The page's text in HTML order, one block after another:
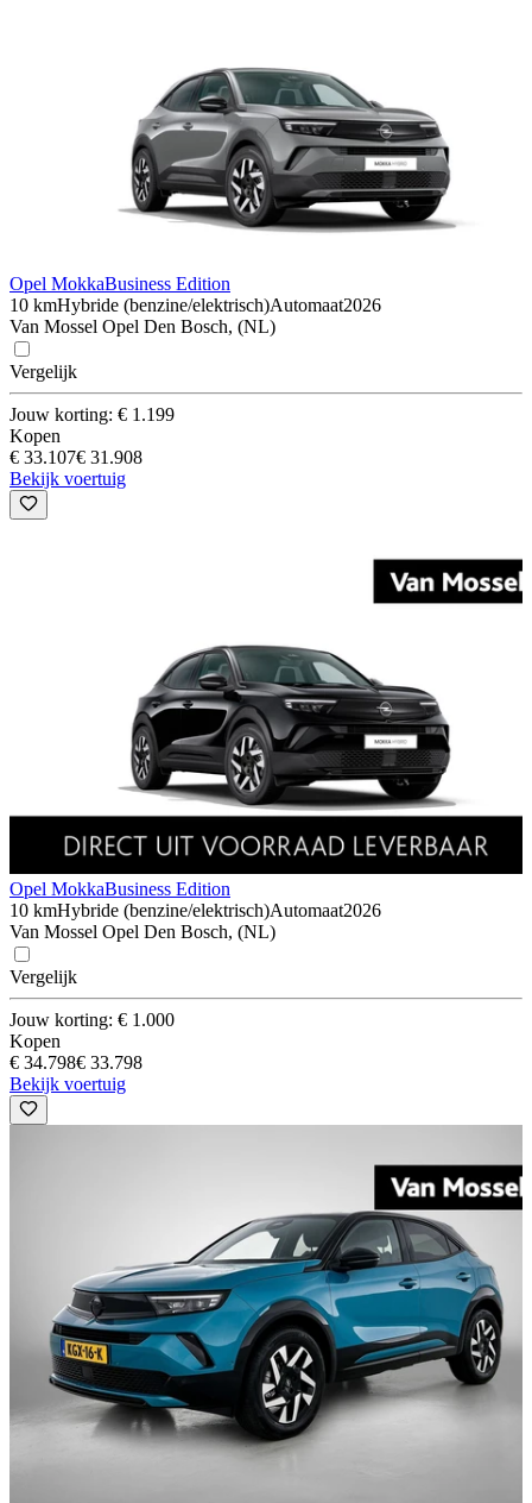
Opel MokkaBusiness Edition
10 kmHybride (benzine/elektrisch)Automaat2026
Van Mossel Opel Den Bosch, (NL)
Vergelijk
Jouw korting: € 1.199
Kopen
€ 33.107€ 31.908
Bekijk voertuig
Opel MokkaBusiness Edition
10 kmHybride (benzine/elektrisch)Automaat2026
Van Mossel Opel Den Bosch, (NL)
Vergelijk
Jouw korting: € 1.000
Kopen
€ 34.798€ 33.798
Bekijk voertuig